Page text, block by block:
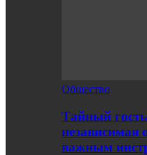
Общество
Тайный
независимая
важным